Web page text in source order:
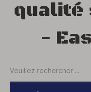
qualité
-